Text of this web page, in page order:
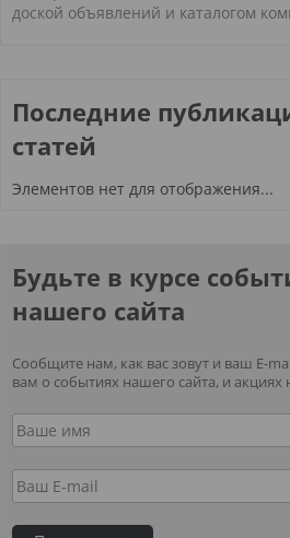
доской объявлений и каталогом
Последние
статей
Элементов нет для отображения...
Будьте в курсе
нашего сайта
Сообщите нам, как вас зовут и ваш E-
вам о событиях нашего сайта, и акциях